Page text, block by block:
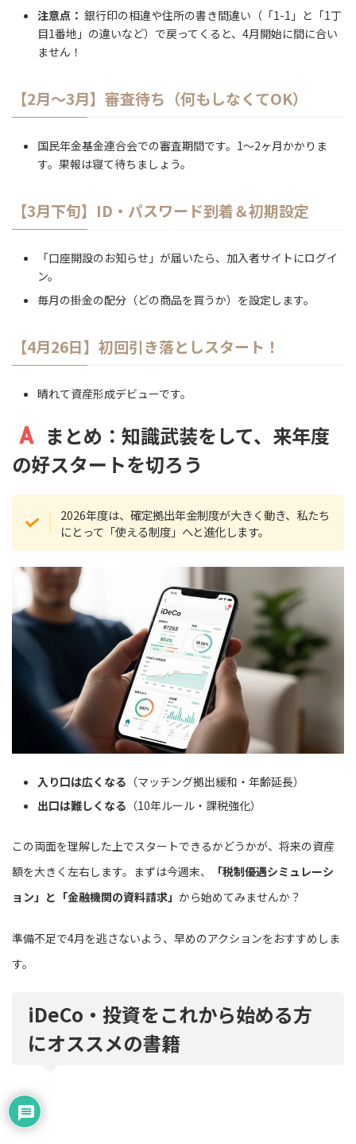
注意点： 銀行印の相違や住所の書き間違い（「1-1」と「1丁
目1番地」の違いなど）で戻ってくると、4月開始に間に合い
ません！
【2月〜3月】審査待ち（何もしなくてOK）
国民年金基金連合会での審査期間です。1〜2ヶ月かかりま
す。果報は寝て待ちましょう。
【3月下旬】ID・パスワード到着＆初期設定
「口座開設のお知らせ」が届いたら、加入者サイトにログイ
ン。
毎月の掛金の配分（どの商品を買うか）を設定します。
【4月26日】初回引き落としスタート！
晴れて資産形成デビューです。
まとめ：知識武装をして、来年度
の好スタートを切ろう
2026年度は、確定拠出年金制度が大きく動き、私たち
にとって「使える制度」へと進化します。
入り口は広くなる （マッチング拠出緩和・年齢延長）
出口は難しくなる （10年ルール・課税強化）
この両面を理解した上でスタートできるかどうかが、将来の資産
額を大きく左右します。まずは今週末、
「税制優遇シミュレーシ
ョン」と「金融機関の資料請求」 から始めてみませんか？
準備不足で4月を逃さないよう、早めのアクションをおすすめしま
す。
iDeCo・投資をこれから始める方
にオススメの書籍